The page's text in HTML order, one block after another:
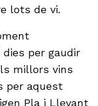
lots de vi.
per gaudir
millors vins
per aquest
Pla i Llevant